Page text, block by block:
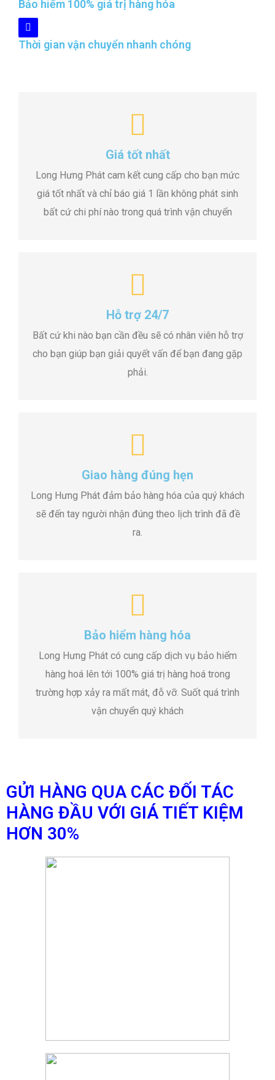
Bảo hiểm 100% giá trị hàng hóa
Thời gian vận chuyển nhanh chóng
Giá tốt nhất
Long Hưng Phát cam kết cung cấp cho bạn mức
giá tốt nhất và chỉ báo giá 1 lần không phát sinh
bất cứ chi phí nào trong quá trình vận chuyển
Hỗ trợ 24/7
Bất cứ khi nào bạn cần đều sẽ có nhân viên hỗ trợ
cho bạn giúp bạn giải quyết vấn để bạn đang gặp
phải.
Giao hàng đúng hẹn
Long Hưng Phát đảm bảo hàng hóa của quý khách
sẽ đến tay người nhận đúng theo lịch trình đã đề
ra.
Bảo hiểm hàng hóa
Long Hưng Phát có cung cấp dịch vụ bảo hiểm
hàng hoá lên tới 100% giá trị hàng hoá trong
trường hợp xảy ra mất mát, đỗ vỡ. Suốt quá trình
vận chuyển quý khách
GỬI HÀNG QUA CÁC ĐỐI TÁC
HÀNG ĐẦU VỚI GIÁ TIẾT KIỆM
HƠN 30%